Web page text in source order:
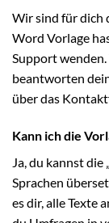
Wir sind für dich
Word Vorlage
Support
beantworten
über das
Kann ich die
Ja, du kannst
Sprachen
es dir, alle Texte